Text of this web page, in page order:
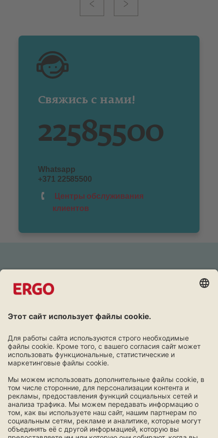
Свяжись с нами!
22585500
Whatsapp
+371 22585500
Центры обслуживания
клиентов
Дружба окупается
Узнать больше!